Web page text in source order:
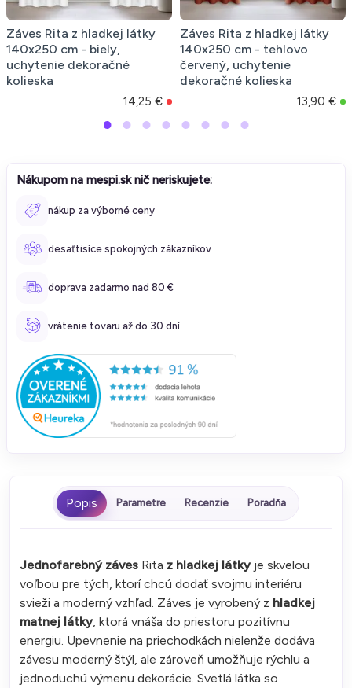
Záves Rita z hladkej látky
140x250 cm - biely,
uchytenie dekoračné
kolieska
14,25 €
Záves Rita z hladkej látky
140x250 cm - tehlovo
červený, uchytenie
dekoračné kolieska
13,90 €
Nákupom na mespi.sk nič neriskujete:
nákup za výborné ceny
desaťtisíce spokojných zákazníkov
doprava zadarmo nad 80 €
vrátenie tovaru až do 30 dní
Parametre Recenzie Poradňa
Jednofarebný záves Rita z hladkej látkyje skvelou
voľbou pre tých, ktorí chcú dodať svojmu interiéru
svieži a moderný vzhľad. Záves je vyrobený z hladkej
matnej látky, ktorá vnáša do priestoru pozitívnu
energiu. Upevnenie na priechodkách nielenže dodáva
závesu moderný štýl, ale zároveň umožňuje rýchlu a
jednoduchú výmenu dekorácie. Svetlá látka so